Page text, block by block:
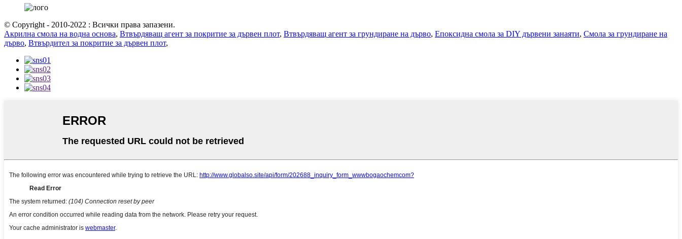
© Copyright - 2010-2022 : Всички права запазени.
Акрилна смола на водна основа, Втвърдяващ агент за покритие за дървен плот, Втвърдяващ агент за грундиране на дърво, Епоксидна смола за DIY дървени занаяти, Смола за грундиране на
дърво, Втвърдител за покритие за дървен плот,